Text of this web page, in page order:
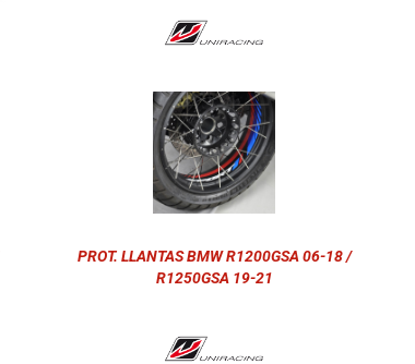
PROT. LLANTAS BMW R1200GSA 06-18 /
R1250GSA 19-21